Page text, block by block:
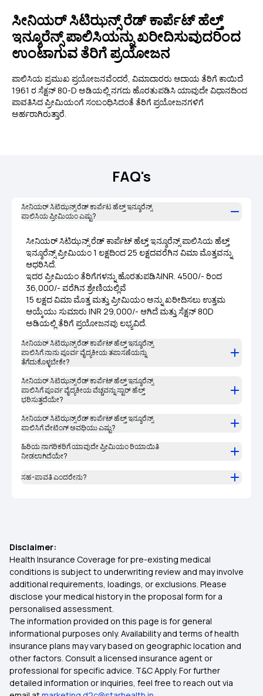
ಸೀನಿಯರ್ ಸಿಟಿಝನ್ಸ್ ರೆಡ್ ಕಾರ್ಪೆಟ್ ಹೆಲ್ತ್
ಇನ್ಶೂರೆನ್ಸ್ ಪಾಲಿಸಿಯನ್ನು ಖರೀದಿಸುವುದರಿಂದ
ಉಂಟಾಗುವ ತೆರಿಗೆ ಪ್ರಯೋಜನ
ಪಾಲಿಸಿಯ ಪ್ರಮುಖ ಪ್ರಯೋಜನವೆಂದರೆ, ವಿಮಾದಾರರು ಆದಾಯ ತೆರಿಗೆ ಕಾಯಿದೆ
1961 ರ ಸೆಕ್ಷನ್ 80-D ಅಡಿಯಲ್ಲಿ ನಗದು ಹೊರತುಪಡಿಸಿ ಯಾವುದೇ ವಿಧಾನದಿಂದ
ಪಾವತಿಸಿದ ಪ್ರೀಮಿಯಂಗೆ ಸಂಬಂಧಿಸಿದಂತೆ ತೆರಿಗೆ ಪ್ರಯೋಜನಗಳಿಗೆ
ಅರ್ಹರಾಗಿರುತ್ತಾರೆ.
FAQ's
ಸೀನಿಯರ್ ಸಿಟಿಝನ್ಸ್ ರೆಡ್ ಕಾರ್ಪೆಟ ಹೆಲ್ತ್ ಇನ್ಶೂರೆನ್ಸ್
ಪಾಲಿಸಿಯ ಪ್ರೀಮಿಯಂ ಎಷ್ಟು?
ಸೀನಿಯರ್ ಸಿಟಿಝನ್ಸ್ ರೆಡ್ ಕಾರ್ಪೆಟ್ ಹೆಲ್ತ್ ಇನ್ಶೂರೆನ್ಸ್ ಪಾಲಿಸಿಯ ಹೆಲ್ತ್
ಇನ್ಶೂರೆನ್ಸ್ ಪ್ರೀಮಿಯಂ 1 ಲಕ್ಷದಿಂದ 25 ಲಕ್ಷದವರೆಗಿನ ವಿಮಾ ಮೊತ್ತವನ್ನು
ಆಧರಿಸಿದೆ.
ಇದರ ಪ್ರೀಮಿಯಂ ತೆರಿಗೆಗಳನ್ನು ಹೊರತುಪಡಿಸಿINR. 4500/- ರಿಂದ
36,000/- ವರೆಗಿನ ಶ್ರೇಣಿಯಲ್ಲಿವೆ
15 ಲಕ್ಷದ ವಿಮಾ ಮೊತ್ತ ಮತ್ತು ಪ್ರೀಮಿಯಂ ಅನ್ನು ಖರೀದಿಸಲು ಉತ್ತಮ
ಆಯ್ಕೆಯು ಸುಮಾರು INR 29,000/- ಆಗಿದೆ ಮತ್ತು ಸೆಕ್ಷನ್ 80D
ಅಡಿಯಲ್ಲಿ ತೆರಿಗೆ ಪ್ರಯೋಜನವು ಲಭ್ಯವಿದೆ.
ಸೀನಿಯರ್ ಸಿಟಿಝನ್ಸ್ ರೆಡ್ ಕಾರ್ಪೆಟ್ ಹೆಲ್ತ್ ಇನ್ಶೂರೆನ್ಸ್
ಪಾಲಿಸಿಗೆ ನಾನು ಪೂರ್ವ ವೈದ್ಯಕೀಯ ತಪಾಸಣೆಯನ್ನು
ತೆಗೆದುಕೊಳ್ಳಬೇಕೇ?
ಸೀನಿಯರ್ ಸಿಟಿಝನ್ಸ್ ರೆಡ್ ಕಾರ್ಪೆಟ್ ಹೆಲ್ತ್ ಇನ್ಶೂರೆನ್ಸ್
ಪಾಲಿಸಿಗೆ ಪೂರ್ವ ವೈದ್ಯಕೀಯ ವೆಚ್ಚವನ್ನು ಸ್ಟಾರ್ ಹೆಲ್ತ್
ಭರಿಸುತ್ತದೆಯೇ?
ಸೀನಿಯರ್ ಸಿಟಿಝನ್ಸ್ ರೆಡ್ ಕಾರ್ಪೆಟ್ ಹೆಲ್ತ್ ಇನ್ಶೂರೆನ್ಸ್
ಪಾಲಿಸಿಗೆ ವೇಟಿಂಗ್ ಅವಧಿಯು ಎಷ್ಟು?
ಹಿರಿಯ ನಾಗರಿಕರಿಗೆ ಯಾವುದೇ ಪ್ರೀಮಿಯಂ ರಿಯಾಯಿತಿ
ನೀಡಲಾಗಿದೆಯೇ?
ಸಹ-ಪಾವತಿ ಎಂದರೇನು?
Disclaimer:
Health Insurance Coverage for pre-existing medical
conditions is subject to underwriting review and may involve
additional requirements, loadings, or exclusions. Please
disclose your medical history in the proposal form for a
personalised assessment.
The information provided on this page is for general
informational purposes only. Availability and terms of health
insurance plans may vary based on geographic location and
other factors. Consult a licensed insurance agent or
professional for specific advice. T&C Apply. For further
detailed information or inquiries, feel free to reach out via